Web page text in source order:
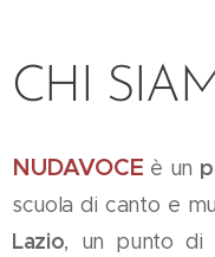
CHI
NUDAVOCE è un
scuola di canto e
Lazio, un punto di